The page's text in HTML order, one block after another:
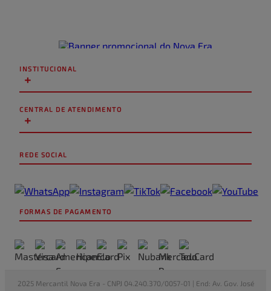
INSTITUCIONAL
+
CENTRAL DE ATENDIMENTO
+
REDE SOCIAL
FORMAS DE PAGAMENTO
2025 Mercantil Nova Era - CNPJ 04.240.370/0057-01 | End: Av. Gov. José